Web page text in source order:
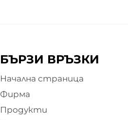
БЪРЗИ ВРЪЗКИ
Начална страница
Фирма
Продукти